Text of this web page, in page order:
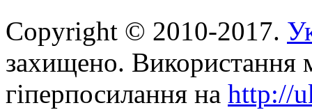
Copyright © 2010-2017.
захищено. Використання
гіперпосилання на http://